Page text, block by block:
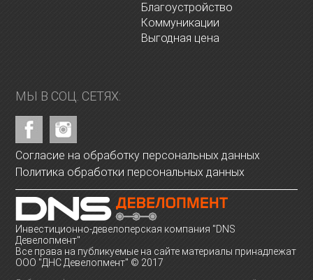
Благоустройство
Коммуникации
Выгодная цена
МЫ В СОЦ. СЕТЯХ:
Согласие на обработку персональных данных
Политика обработки персональных данных
Инвестиционно-девелоперская компания "DNS
Девелопмент"
Все права на публикуемые на сайте материалы принадлежат
ООО "ДНС Девелопмент" © 2017